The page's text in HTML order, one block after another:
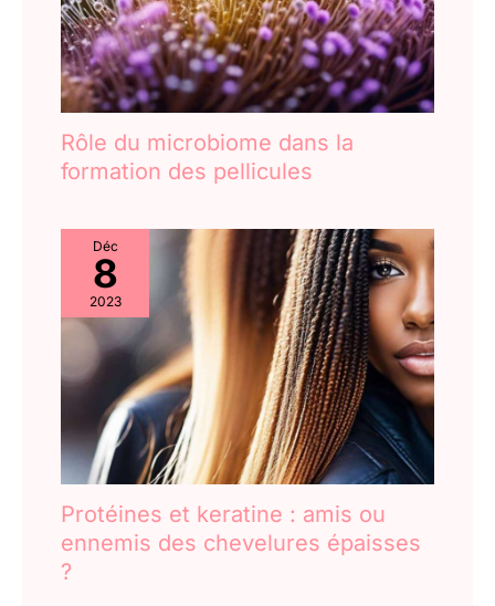
Rôle du microbiome dans la
formation des pellicules
Déc
8
2023
Protéines et keratine : amis ou
ennemis des chevelures épaisses
?